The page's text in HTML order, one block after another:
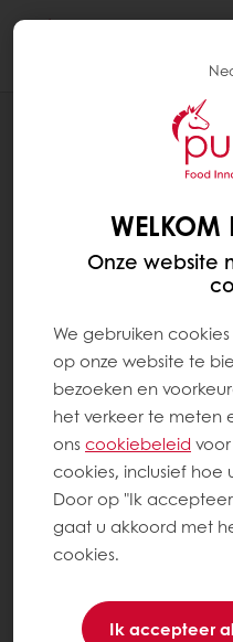
100%
WELKOM
Onze website
We gebruiken
op onze website te
bezoeken en
het verkeer te meten
ons ​​cookiebeleid
cookies, inclusief hoe
Door op "Ik
gaat u akkoord met
cookies.
Ik accepteer